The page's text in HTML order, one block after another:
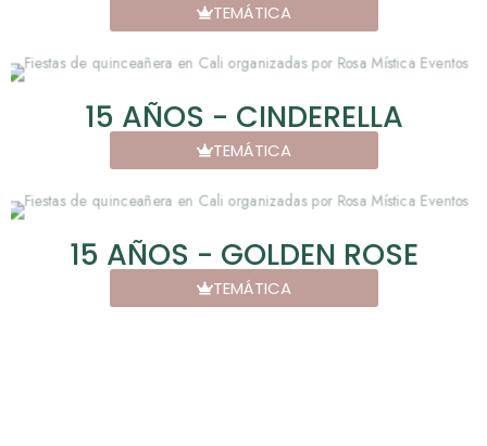
TEMÁTICA
15 AÑOS - CINDERELLA
TEMÁTICA
15 AÑOS - GOLDEN ROSE
TEMÁTICA